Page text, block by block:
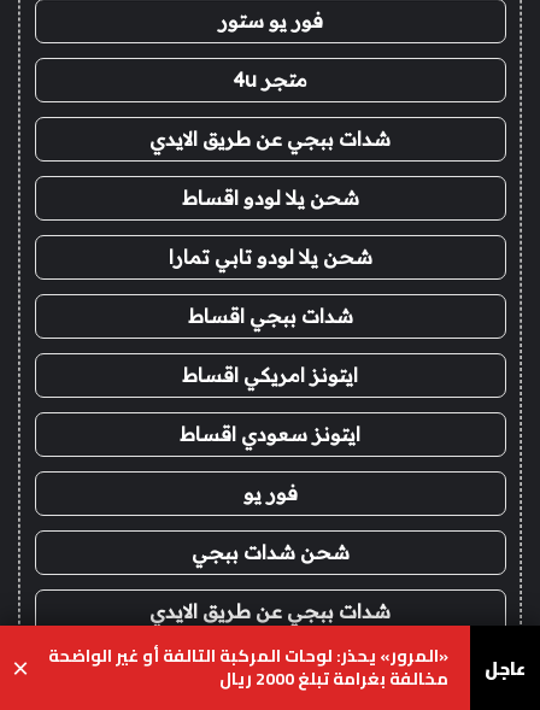
فور يو ستور
متجر 4u
شدات ببجي عن طريق الايدي
شحن يلا لودو اقساط
شحن يلا لودو تابي تمارا
شدات ببجي اقساط
ايتونز امريكي اقساط
ايتونز سعودي اقساط
فور يو
شحن شدات ببجي
شدات ببجي عن طريق الايدي
شحن يلا لودو
عاجل «المرور» يحذر: لوحات المركبة التالفة أو غير الواضحة
مخالفة بغرامة تبلغ 2000 ريال ×